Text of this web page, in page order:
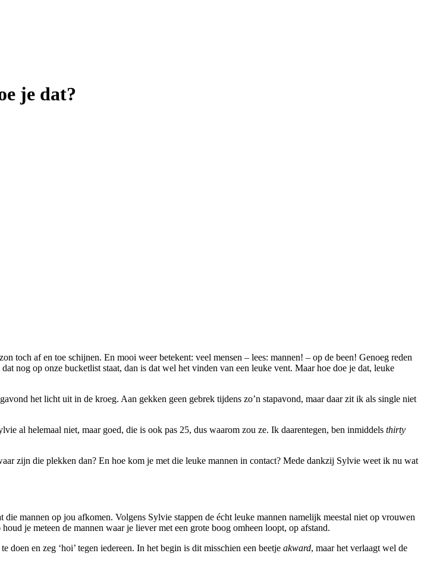
je dat?
toch af en toe schijnen. En mooi weer betekent: veel mensen – lees: mannen! – op de been! Genoeg reden
nog op onze bucketlist staat, dan is dat wel het vinden van een leuke vent. Maar hoe doe je dat, leuke
het licht uit in de kroeg. Aan gekken geen gebrek tijdens zo’n stapavond, maar daar zit ik als single niet
al helemaal niet, maar goed, die is ook pas 25, dus waarom zou ze. Ik daarentegen, ben inmiddels thirty
zijn die plekken dan? En hoe kom je met die leuke mannen in contact? Mede dankzij Sylvie weet ik nu wat
mannen op jou afkomen. Volgens Sylvie stappen de écht leuke mannen namelijk meestal niet op vrouwen
je meteen de mannen waar je liever met een grote boog omheen loopt, op afstand.
en zeg ‘hoi’ tegen iedereen. In het begin is dit misschien een beetje akward, maar het verlaagt wel de